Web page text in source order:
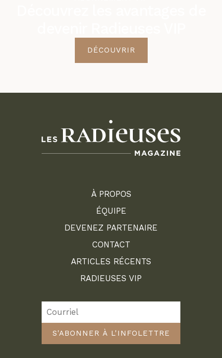
DÉCOUVRIR
À PROPOS
ÉQUIPE
DEVENEZ PARTENAIRE
CONTACT
ARTICLES RÉCENTS
RADIEUSES VIP
S'ABONNER À L'INFOLETTRE